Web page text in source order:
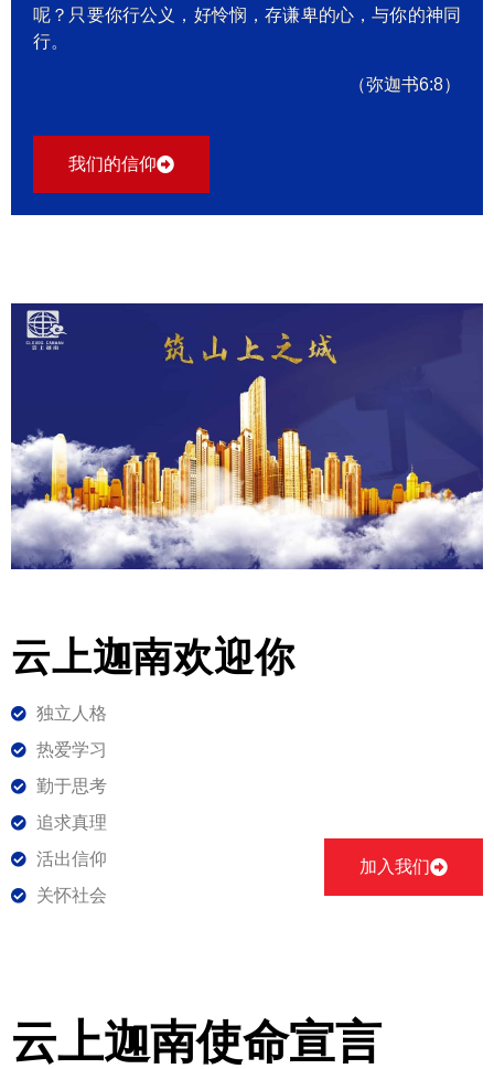
呢？只要你行公义，好怜悯，存谦卑的心，与你的神同
行。
（弥迦书6:8）
我们的信仰
云上迦南欢迎你
独立人格
热爱学习
勤于思考
追求真理
活出信仰
关怀社会
加入我们
云上迦南使命宣言